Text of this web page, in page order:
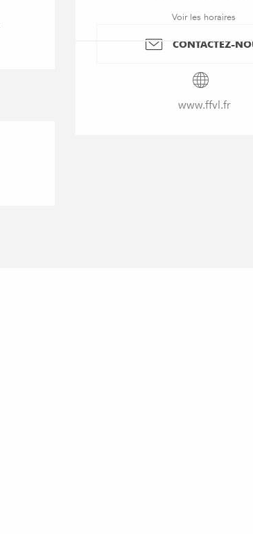
Voir les horaires
CONTACTEZ-
www.ffvl.fr